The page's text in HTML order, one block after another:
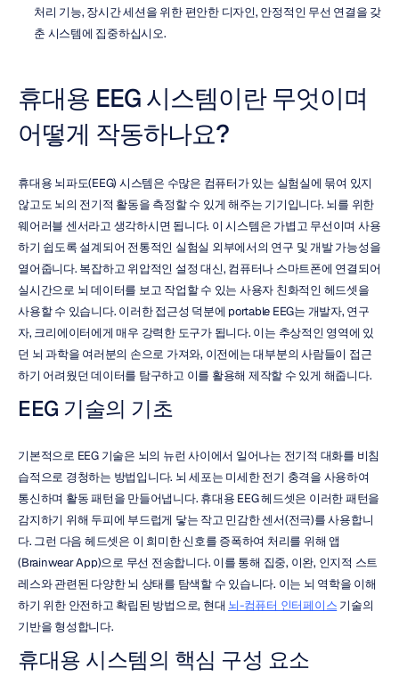
처리 기능, 장시간 세션을 위한 편안한 디자인, 안정적인 무선 연결을 갖
춘 시스템에 집중하십시오.
휴대용 EEG 시스템이란 무엇이며
어떻게 작동하나요?
휴대용 뇌파도(EEG) 시스템은 수많은 컴퓨터가 있는 실험실에 묶여 있지
않고도 뇌의 전기적 활동을 측정할 수 있게 해주는 기기입니다. 뇌를 위한
웨어러블 센서라고 생각하시면 됩니다. 이 시스템은 가볍고 무선이며 사용
하기 쉽도록 설계되어 전통적인 실험실 외부에서의 연구 및 개발 가능성을
열어줍니다. 복잡하고 위압적인 설정 대신, 컴퓨터나 스마트폰에 연결되어
실시간으로 뇌 데이터를 보고 작업할 수 있는 사용자 친화적인 헤드셋을
사용할 수 있습니다. 이러한 접근성 덕분에 portable EEG는 개발자, 연구
자, 크리에이터에게 매우 강력한 도구가 됩니다. 이는 추상적인 영역에 있
던 뇌 과학을 여러분의 손으로 가져와, 이전에는 대부분의 사람들이 접근
하기 어려웠던 데이터를 탐구하고 이를 활용해 제작할 수 있게 해줍니다.
EEG 기술의 기초
기본적으로 EEG 기술은 뇌의 뉴런 사이에서 일어나는 전기적 대화를 비침
습적으로 경청하는 방법입니다. 뇌 세포는 미세한 전기 충격을 사용하여
통신하며 활동 패턴을 만들어냅니다. 휴대용 EEG 헤드셋은 이러한 패턴을
감지하기 위해 두피에 부드럽게 닿는 작고 민감한 센서(전극)를 사용합니
다. 그런 다음 헤드셋은 이 희미한 신호를 증폭하여 처리를 위해 앱
(Brainwear App)으로 무선 전송합니다. 이를 통해 집중, 이완, 인지적 스트
레스와 관련된 다양한 뇌 상태를 탐색할 수 있습니다. 이는 뇌 역학을 이해
하기 위한 안전하고 확립된 방법으로, 현대 뇌-컴퓨터 인터페이스 기술의
기반을 형성합니다.
휴대용 시스템의 핵심 구성 요소